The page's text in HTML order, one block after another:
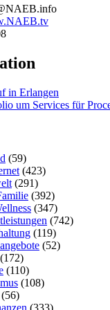
in Erlangen
um Services für
(59)
(423)
(291)
(392)
(347)
(742)
(119)
(52)
(172)
(110)
(108)
(56)